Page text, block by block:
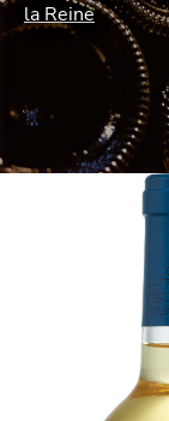
la Reine